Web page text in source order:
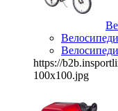
Велосипеди
https://
100x100.jpg